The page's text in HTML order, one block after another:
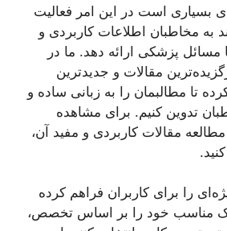
بسیاری است در این امر فعالیت
به مخاطبان اطلاعات کاربردی و
مسائل پزشکی ارائه دهد. ما در
مقالات و جدیدترین
تا مطالبمان را به زبانی ساده و
تدوین کنیم. برای مشاهده
مقالات کاربردی و مفید آن،
را برای کاربران فراهم کرده
مناسب خود را بر اساس تخصص،